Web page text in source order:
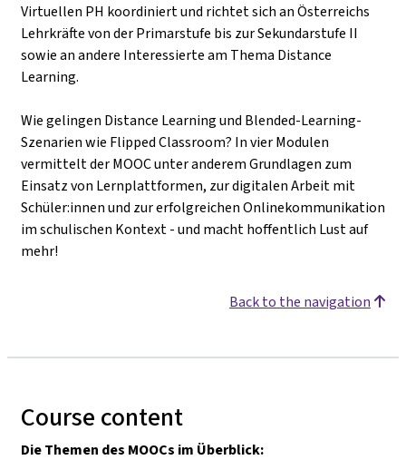
Virtuellen PH koordiniert und richtet sich an Österreichs
Lehrkräfte von der Primarstufe bis zur Sekundarstufe II
sowie an andere Interessierte am Thema Distance
Learning.
Wie gelingen Distance Learning und Blended-Learning-
Szenarien wie Flipped Classroom? In vier Modulen
vermittelt der MOOC unter anderem Grundlagen zum
Einsatz von Lernplattformen, zur digitalen Arbeit mit
Schüler:innen und zur erfolgreichen Onlinekommunikation
im schulischen Kontext - und macht hoffentlich Lust auf
mehr!
Back to the navigation
Course content
Die Themen des MOOCs im Überblick: